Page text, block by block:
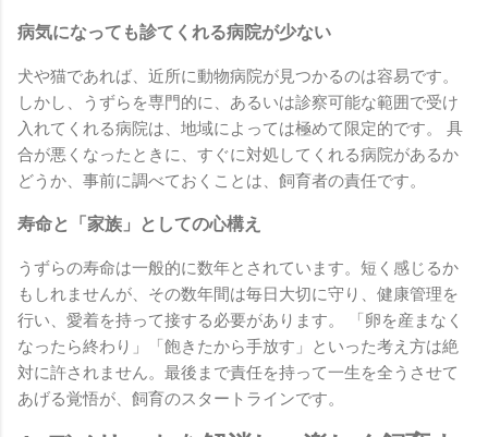
病気になっても診てくれる病院が少ない
犬や猫であれば、近所に動物病院が見つかるのは容易です。
しかし、うずらを専門的に、あるいは診察可能な範囲で受け
入れてくれる病院は、地域によっては極めて限定的です。 具
合が悪くなったときに、すぐに対処してくれる病院があるか
どうか、事前に調べておくことは、飼育者の責任です。
寿命と「家族」としての心構え
うずらの寿命は一般的に数年とされています。短く感じるか
もしれませんが、その数年間は毎日大切に守り、健康管理を
行い、愛着を持って接する必要があります。 「卵を産まなく
なったら終わり」「飽きたから手放す」といった考え方は絶
対に許されません。最後まで責任を持って一生を全うさせて
あげる覚悟が、飼育のスタートラインです。